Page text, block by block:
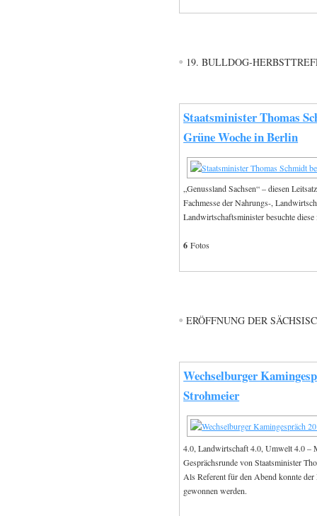
19. BULLDOG-
Staatsminister Thomas
Grüne Woche in Berlin
„Genussland Sachsen“ – diesen
Fachmesse der Nahrungs-,
Landwirtschaftsminister besuchte
6 Fotos
ERÖFFNUNG DER
Wechselburger
Strohmeier
4.0, Landwirtschaft 4.0, Umwelt 4.0 –
Gesprächsrunde von Staatsminister
Als Referent für den Abend konnte
gewonnen werden.